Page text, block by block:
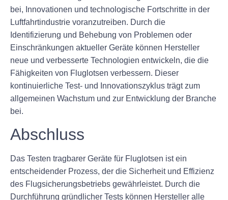
bei, Innovationen und technologische Fortschritte in der
Luftfahrtindustrie voranzutreiben. Durch die
Identifizierung und Behebung von Problemen oder
Einschränkungen aktueller Geräte können Hersteller
neue und verbesserte Technologien entwickeln, die die
Fähigkeiten von Fluglotsen verbessern. Dieser
kontinuierliche Test- und Innovationszyklus trägt zum
allgemeinen Wachstum und zur Entwicklung der Branche
bei.
Abschluss
Das Testen tragbarer Geräte für Fluglotsen ist ein
entscheidender Prozess, der die Sicherheit und Effizienz
des Flugsicherungsbetriebs gewährleistet. Durch die
Durchführung gründlicher Tests können Hersteller alle